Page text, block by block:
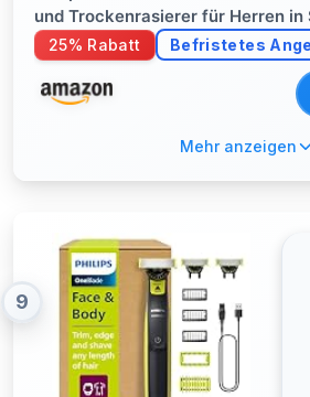
und Trockenrasierer für Herren in
SkinProtect-Technologie,
Bartschneider und Reisetasche,
S3241/12)
25% Rabatt Befristetes
Mehr anzeigen
9